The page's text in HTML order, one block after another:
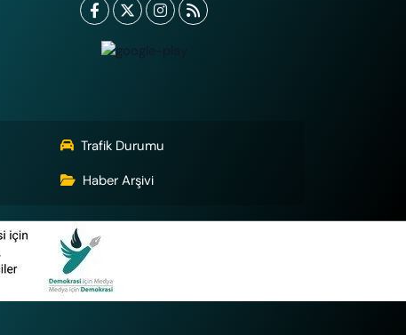
Trafik Durumu
Haber Arşivi